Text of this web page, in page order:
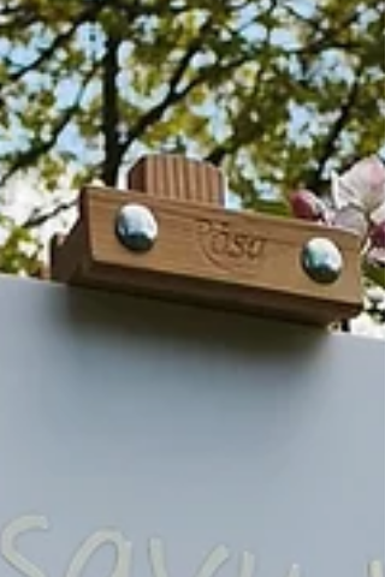
Izvēloties materiālu, svarīgi domāt ne tikai par
izskatu, bet arī par kāzu norises vietu, la